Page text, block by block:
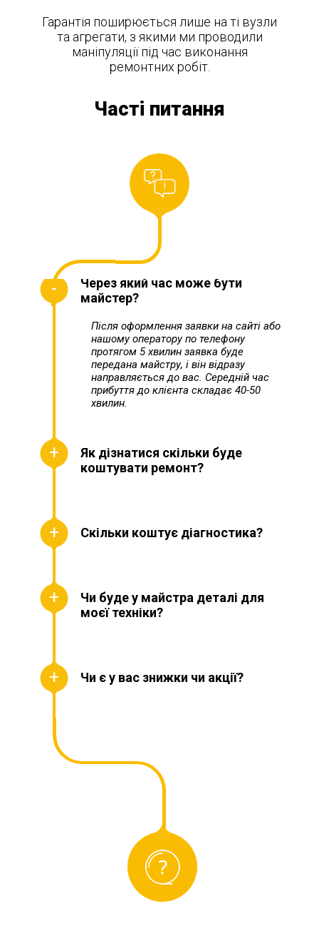
Гарантія поширюється лише на ті вузли
та агрегати, з якими ми проводили
маніпуляції під час виконання
ремонтних робіт.
Часті питання
Через який час може бути
майстер?
Після оформлення заявки на сайті або
нашому оператору по телефону
протягом 5 хвилин заявка буде
передана майстру, і він відразу
направляється до вас. Середній час
прибуття до клієнта складає 40-50
хвилин.
Як дізнатися скільки буде
коштувати ремонт?
Скільки коштує діагностика?
Чи буде у майстра деталі для
моєї техніки?
Чи є у вас знижки чи акції?